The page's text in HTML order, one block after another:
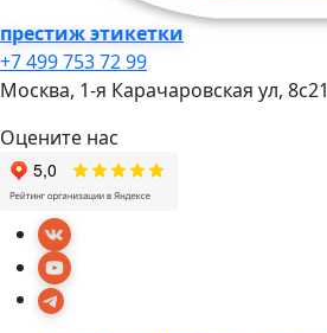
престиж этикетки
+7 499 753 72 99
Москва, 1-я Карачаровская ул, 8c21
Оцените нас